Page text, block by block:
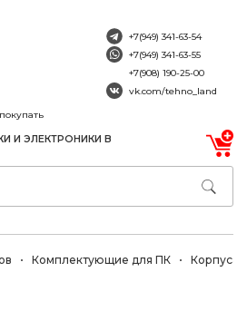
И ЭЛЕКТРОНИКИ В
+7(949) 341-63-54
+7(949) 341-63-55
+7(908) 190-25-00
vk.com/tehno_land
Комплектующие для ПК Корпуса